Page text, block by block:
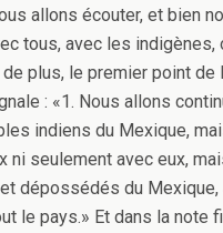
allons écouter, et bien
tous, avec les indigènes,
plus, le premier point de
: «1. Nous allons
indiens du Mexique,
ni seulement avec eux,
dépossédés du Mexique,
le pays.» Et dans la note